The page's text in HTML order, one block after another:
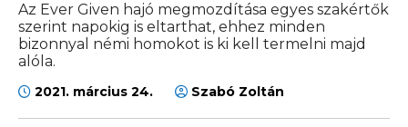
Az Ever Given hajó megmozdítása egyes szakértők
szerint napokig is eltarthat, ehhez minden
bizonnyal némi homokot is ki kell termelni majd
alóla.
2021. március 24. Szabó Zoltán